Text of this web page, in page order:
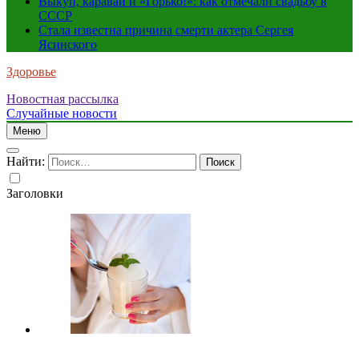
СССР
Стала известна причина смерти актера Сергея
Ясинского
Здоровье
Новостная рассылка
Случайные новости
Меню
Найти:
Заголовки